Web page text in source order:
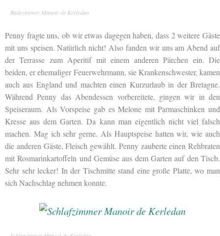
Badezimmer Manoir de Kerledan
Penny fragte uns, ob wir etwas dagegen haben, dass 2 weitere Gäste
mit uns speisen. Natürlich nicht! Also fanden wir uns am Abend auf
der Terrasse zum Aperitif mit einem anderen Pärchen ein. Die
beiden, er ehemaliger Feuerwehrmann, sie Krankenschwester, kamen
auch aus England und machten einen Kurzurlaub in der Bretagne.
Während Penny das Abendessen vorbereitete, gingen wir in den
Speiseraum. Als Vorspeise gab es Melone mit Parmaschinken und
Kresse aus dem Garten. Da kann man eigentlich nicht viel falsch
machen. Mag ich sehr gerne. Als Hauptspeise hatten wir, wie auch
die anderen Gäste, Fleisch gewählt. Penny zauberte einen Rehbraten
mit Rosmarinkartoffeln und Gemüse aus dem Garten auf den Tisch.
Sehr sehr lecker! In der Tischmitte stand eine große Platte, wo man
sich Nachschlag nehmen konnte.